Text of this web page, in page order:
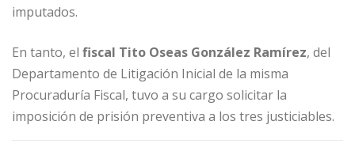
imputados.
En tanto, el fiscal Tito Oseas González Ramírez, del
Departamento de Litigación Inicial de la misma
Procuraduría Fiscal, tuvo a su cargo solicitar la
imposición de prisión preventiva a los tres justiciables.